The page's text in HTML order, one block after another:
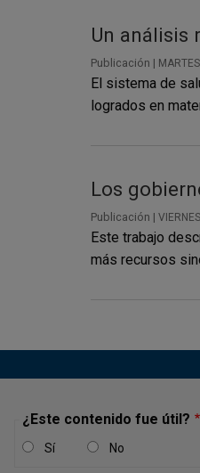
Un análisis
Publicación |
El sistema de
logrados en
Los
Publicación |
Este trabajo
más recursos
¿Este contenido fue útil?
Sí No